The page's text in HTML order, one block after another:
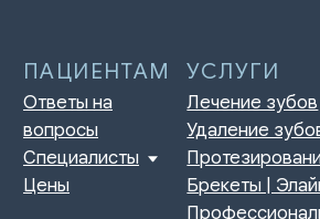
Статьи
Политика конфиденциальности
персональных данных
Нормативно-правовые акты